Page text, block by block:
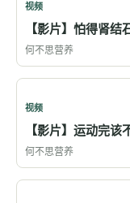
视频
【影片】怕得肾结
何不思营养
视频
【影片】运动完该
何不思营养